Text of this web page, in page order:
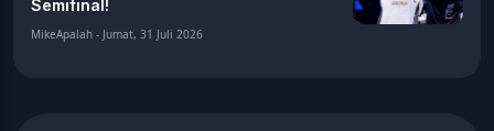
Semifinal!
MikeApalah - Jumat, 31 Juli 2026